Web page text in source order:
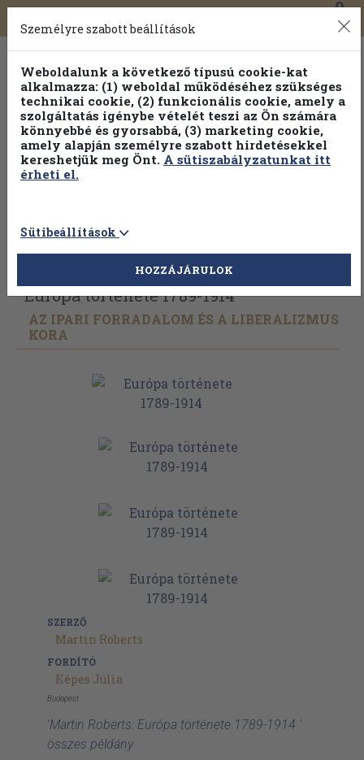
Toggle
navigation
0
Vissza az előző oldalra Válasszon példányt
Európa története 1789-1914
AZ IPARI FORRADALOM ÉS A LIBERALIZMUS
KORA
SZERZŐ
Martin Roberts
FORDÍTÓ
Képes Júlia
Budapest
'Martin Roberts: Európa története 1789-1914 '
összes példány
Személyre szabott beállítások
Weboldalunk a következő típusú cookie-kat
alkalmazza: (1) weboldal működéséhez szükséges
technikai cookie, (2) funkcionális cookie, amely a
szolgáltatás igénybe vételét teszi az Ön számára
könnyebbé és gyorsabbá, (3) marketing cookie,
amely alapján személyre szabott hirdetésekkel
kereshetjük meg Önt. A sütiszabályzatunkat itt
érheti el.
Sütibeállítások
HOZZÁJÁRULOK